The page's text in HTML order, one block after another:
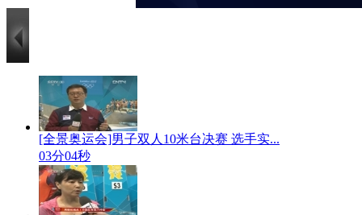
[全景奥运会]男子双人10米台决赛 选手实...
03分04秒